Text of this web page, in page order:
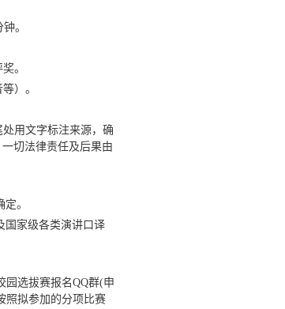
钟。
。
）。
用文字标注来源，确
切法律责任及后果由
。
国家级各类演讲口译
园选拔赛报名QQ群(申
照拟参加的分项比赛